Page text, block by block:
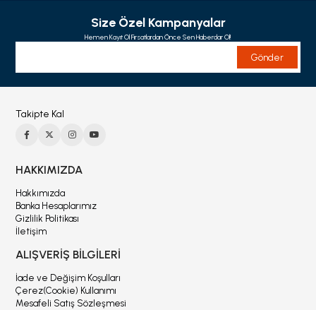
Size Özel Kampanyalar
Hemen Kayıt Ol Fırsatlardan Önce Sen Haberdar Ol!
Gönder
Takipte Kal
HAKKIMIZDA
Hakkımızda
Banka Hesaplarımız
Gizlilik Politikası
İletişim
ALIŞVERİŞ BİLGİLERİ
İade ve Değişim Koşulları
Çerez(Cookie) Kullanımı
Mesafeli Satış Sözleşmesi